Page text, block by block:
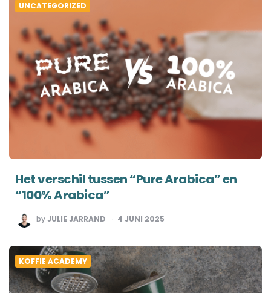
UNCATEGORIZED
Het verschil tussen “Pure Arabica” en
“100% Arabica”
POSTED
BY
byJULIE JARRAND 4 JUNI 2025
KOFFIE ACADEMY